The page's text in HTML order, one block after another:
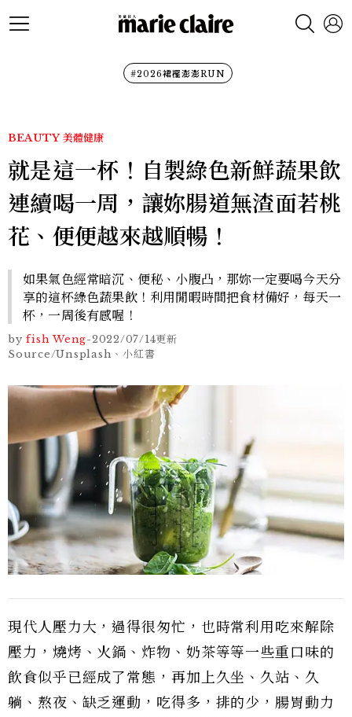
#2026裙襬澎澎RUN
BEAUTY 美體健康
就是這一杯！自製綠色新鮮蔬果飲
連續喝一周，讓妳腸道無渣面若桃
花、便便越來越順暢！
如果氣色經常暗沉、便秘、小腹凸，那妳一定要喝今天分
享的這杯綠色蔬果飲！利用閒暇時間把食材備好，每天一
杯，一周後有感喔！
by fish Weng-2022/07/14更新
Source/Unsplash、小紅書
現代人壓力大，過得很匆忙，也時常利用吃來解除
壓力，燒烤、火鍋、炸物、奶茶等等一些重口味的
飲食似乎已經成了常態，再加上久坐、久站、久
躺、熬夜、缺乏運動，吃得多，排的少，腸胃動力